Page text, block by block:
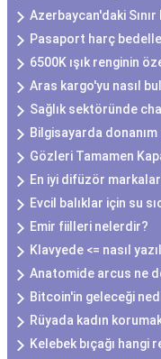
Azerbaycan'daki Sınır
Pasaport harç
6500K ışık renginin
Aras kargo'yu nasıl
Sağlık sektöründe
Bilgisayarda
Gözleri Tamamen
En iyi difüzör
Evcil balıklar için su
Emir fiilleri nelerdir?
Klavyede <= nasıl
Anatomide arcus ne
Bitcoin'in geleceği
Rüyada kadın
Kelebek bıçağı hangi